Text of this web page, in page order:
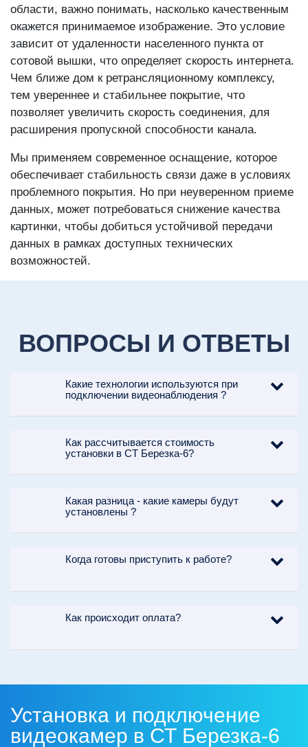
области, важно понимать, насколько качественным
окажется принимаемое изображение. Это условие
зависит от удаленности населенного пункта от
сотовой вышки, что определяет скорость интернета.
Чем ближе дом к ретрансляционному комплексу,
тем увереннее и стабильнее покрытие, что
позволяет увеличить скорость соединения, для
расширения пропускной способности канала.
Мы применяем современное оснащение, которое
обеспечивает стабильность связи даже в условиях
проблемного покрытия. Но при неуверенном приеме
данных, может потребоваться снижение качества
картинки, чтобы добиться устойчивой передачи
данных в рамках доступных технических
возможностей.
ВОПРОСЫ И ОТВЕТЫ
Какие технологии используются при
подключении видеонаблюдения ?
Как рассчитывается стоимость
установки в СТ Березка-6?
Какая разница - какие камеры будут
установлены ?
Когда готовы приступить к работе?
Как происходит оплата?
Установка и подключение
видеокамер в СТ Березка-6